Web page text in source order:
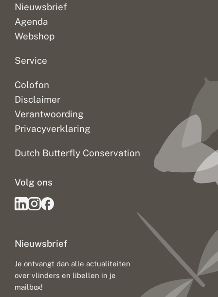
Nieuwsbrief
Agenda
Webshop
Service
Colofon
Disclaimer
Verantwoording
Privacyverklaring
Dutch Butterfly Conservation
Nieuwsbrief
Je ontvangt dan alle actualiteiten
over vlinders en libellen in je
mailbox!
Volg ons